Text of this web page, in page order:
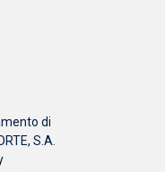
di
S.A.